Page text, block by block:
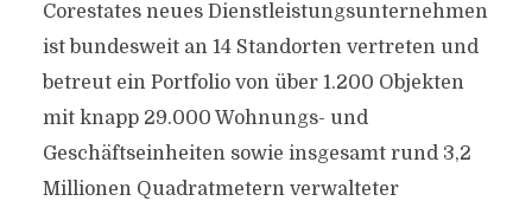
Corestates neues Dienstleistungsunternehmen
ist bundesweit an 14 Standorten vertreten und
betreut ein Portfolio von über 1.200 Objekten
mit knapp 29.000 Wohnungs- und
Geschäftseinheiten sowie insgesamt rund 3,2
Millionen Quadratmetern verwalteter